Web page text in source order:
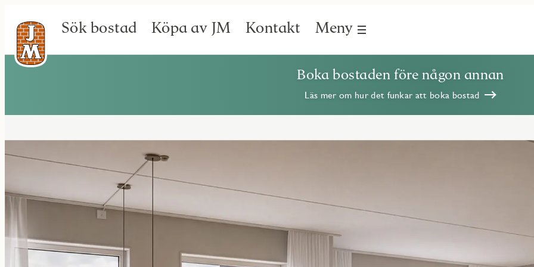
Sök bostad Köpa av JM Kontakt Meny
Boka bostaden före någon annan
Läs mer om hur det funkar att boka bostad